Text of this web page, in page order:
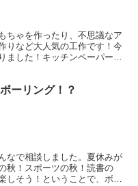
ちゃを作ったり、不思議なア
りなど大人気の工作です！今
ました！キッチンペーパーを
ーリング！？
なで相談しました。夏休みが
秋！スポーツの秋！読書の
しそう！ということで、ボー